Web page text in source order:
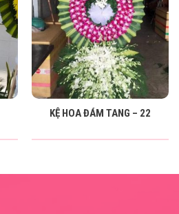
KỆ HOA ĐÁM TANG – 22